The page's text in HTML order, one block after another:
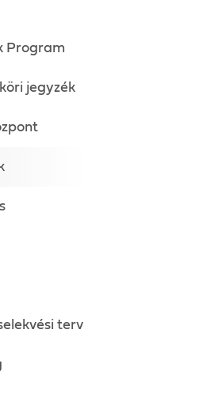
Program
jegyzék
terv